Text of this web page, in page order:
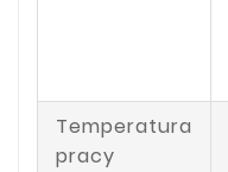
Temperatura
pracy